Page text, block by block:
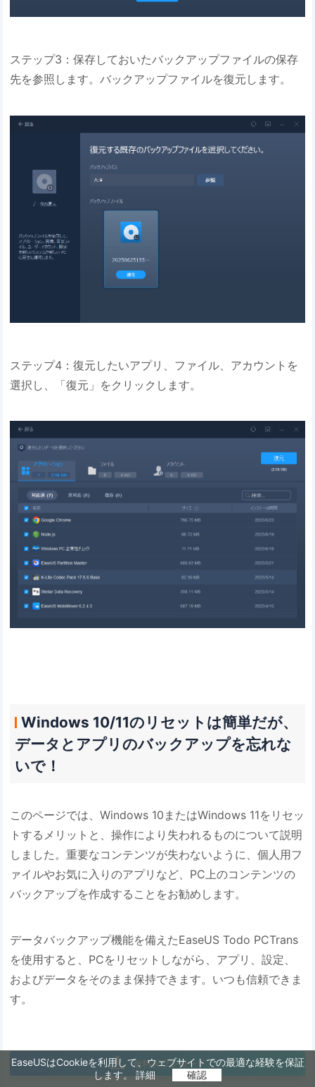
EaseUSはCookieを利用して、ウェブサイトでの最適な経験を保証
します。 詳細 確認
ステップ3：保存しておいたバックアップファイルの保存
先を参照します。バックアップファイルを復元します。
ステップ4：復元したいアプリ、ファイル、アカウントを
選択し、「復元」をクリックします。
Windows 10/11のリセットは簡単だが、
データとアプリのバックアップを忘れな
いで！
このページでは、Windows 10またはWindows 11をリセッ
トするメリットと、操作により失われるものについて説明
しました。重要なコンテンツが失わないように、個人用フ
ァイルやお気に入りのアプリなど、PC上のコンテンツの
バックアップを作成することをお勧めします。
データバックアップ機能を備えたEaseUS Todo PCTrans
を使用すると、PCをリセットしながら、アプリ、設定、
およびデータをそのまま保持できます。いつも信頼できま
す。
無料ダウンロード